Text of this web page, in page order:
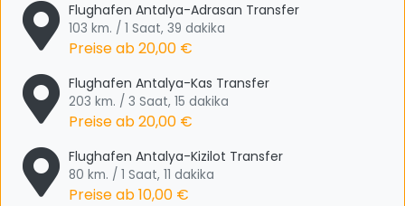
Flughafen Antalya-Adrasan Transfer
103 km. / 1 Saat, 39 dakika
Preise ab20,00 €
Flughafen Antalya-Kas Transfer
203 km. / 3 Saat, 15 dakika
Preise ab20,00 €
Flughafen Antalya-Kizilot Transfer
80 km. / 1 Saat, 11 dakika
Preise ab10,00 €